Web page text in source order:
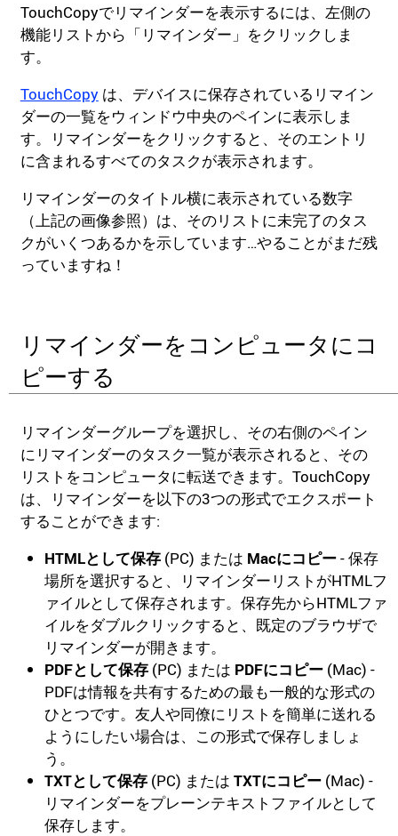
TouchCopyでリマインダーを表示するには、左側の
機能リストから「リマインダー」をクリックしま
す。
TouchCopyは、デバイスに保存されているリマイン
ダーの一覧をウィンドウ中央のペインに表示しま
す。リマインダーをクリックすると、そのエントリ
に含まれるすべてのタスクが表示されます。
リマインダーのタイトル横に表示されている数字
（上記の画像参照）は、そのリストに未完了のタス
クがいくつあるかを示しています…やることがまだ残
っていますね！
リマインダーをコンピュータにコ
ピーする
リマインダーグループを選択し、その右側のペイン
にリマインダーのタスク一覧が表示されると、その
リストをコンピュータに転送できます。TouchCopy
は、リマインダーを以下の3つの形式でエクスポート
することができます:
HTMLとして保存 (PC) または Macにコピー- 保存
場所を選択すると、リマインダーリストがHTMLフ
ァイルとして保存されます。保存先からHTMLファ
イルをダブルクリックすると、既定のブラウザで
リマインダーが開きます。
PDFとして保存 (PC) または PDFにコピー (Mac) -
PDFは情報を共有するための最も一般的な形式の
ひとつです。友人や同僚にリストを簡単に送れる
ようにしたい場合は、この形式で保存しましょ
う。
TXTとして保存 (PC) または TXTにコピー (Mac) -
リマインダーをプレーンテキストファイルとして
保存します。